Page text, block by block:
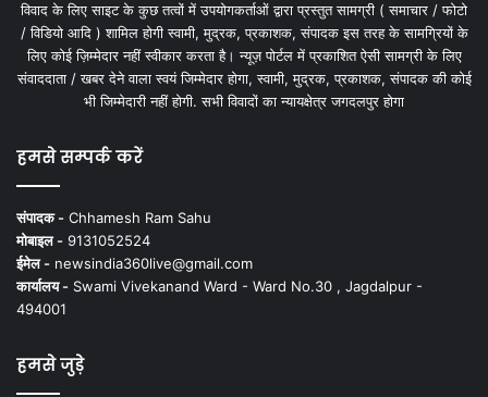
विवाद के लिए साइट के कुछ तत्वों में उपयोगकर्ताओं द्वारा प्रस्तुत सामग्री ( समाचार / फोटो
/ विडियो आदि ) शामिल होगी स्वामी, मुद्रक, प्रकाशक, संपादक इस तरह के सामग्रियों के
लिए कोई ज़िम्मेदार नहीं स्वीकार करता है। न्यूज़ पोर्टल में प्रकाशित ऐसी सामग्री के लिए
संवाददाता / खबर देने वाला स्वयं जिम्मेदार होगा, स्वामी, मुद्रक, प्रकाशक, संपादक की कोई
भी जिम्मेदारी नहीं होगी. सभी विवादों का न्यायक्षेत्र जगदलपुर होगा
हमसे सम्पर्क करें
संपादक - Chhamesh Ram Sahu
मोबाइल - 9131052524
ईमेल - newsindia360live@gmail.com
कार्यालय - Swami Vivekanand Ward - Ward No.30 , Jagdalpur -
494001
हमसे जुड़े